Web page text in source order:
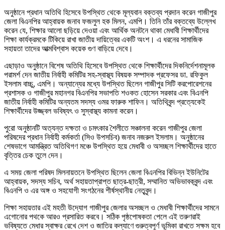
অনুষ্ঠানে প্রধান অতিথি হিসেবে উপস্থিত থেকে মূল্যবান বক্তব্য প্রদান করেন গাজীপুর
জেলা বিএনপির আহ্বায়ক জনাব ফজলুল হক মিলন, এমপি। তিনি তাঁর বক্তব্যে উল্লেখ
করেন যে, শিক্ষার আলো ছড়িয়ে দেওয়া এবং আর্থিক অনটনে থাকা মেধাবী শিক্ষার্থীদের
শিক্ষা কার্যক্রমকে টিকিয়ে রাখা জাতীয় দায়িত্বের একটি অংশ। এ ধরনের সামাজিক
সহায়তা তাদের আত্মবিশ্বাস কয়েক গুণ বাড়িয়ে দেবে।
এছাড়াও অনুষ্ঠানে বিশেষ অতিথি হিসেবে উপস্থিত থেকে শিক্ষার্থীদের দিকনির্দেশনামূলক
পরামর্শ দেন জাতীয় নির্বাহী কমিটির সহ-স্বাস্থ্য বিষয়ক সম্পাদক প্রফেসর ডা. রফিকুল
ইসলাম বাচ্চু, এমপি। অন্যান্যের মধ্যে উপস্থিত ছিলেন গাজীপুর সিটি করপোরেশনের
প্রশাসক ও গাজীপুর মহানগর বিএনপির সভাপতি শওকত হোসেন সরকার এবং বিএনপি
জাতীয় নির্বাহী কমিটির অন্যতম সদস্য ওমর ফারুক শাফিন। অতিথিবৃন্দ প্রত্যেকেই
শিক্ষার্থীদের উজ্জ্বল ভবিষ্যৎ ও সুস্বাস্থ্য কামনা করেন।
পুরো অনুষ্ঠানটি অত্যন্ত দক্ষতা ও চমৎকার শৈলীতে সঞ্চালনা করেন গাজীপুর জেলা
পরিষদের প্রধান নির্বাহী কর্মকর্তা (সিও উপসচিব) জনাব নজরুল ইসলাম। অনুষ্ঠানের
শেষভাগে আমন্ত্রিত অতিথিগণ মঞ্চে উপস্থিত হয়ে মেধাবী ও অসচ্ছল শিক্ষার্থীদের হাতে
বৃত্তির চেক তুলে দেন।
এ সময় জেলা পরিষদ মিলনায়তনে উপস্থিত ছিলেন জেলা বিএনপির বিভিন্ন ইউনিটের
আহ্বায়ক, সদস্য সচিব, অর্থ সহায়তাপ্রাপ্ত ছাত্র-ছাত্রী, সম্মানিত অভিভাবকবৃন্দ এবং
বিএনপি ও এর অঙ্গ ও সহযোগী সংগঠনের শীর্ষস্থানীয় নেতৃবৃন্দ।
শিক্ষা সহায়তার এই মহতী উদ্যোগ গাজীপুর জেলার অসচ্ছল ও মেধাবী শিক্ষার্থীদের সামনে
এগোনোর পথকে আরও প্রসারিত করবে। সঠিক পৃষ্ঠপোষকতা পেলে এই তরুণরাই
ভবিষ্যতে মেধার স্বাক্ষর রেখে দেশ ও জাতির কল্যাণে গুরুত্বপূর্ণ ভূমিকা রাখতে সক্ষম হবে